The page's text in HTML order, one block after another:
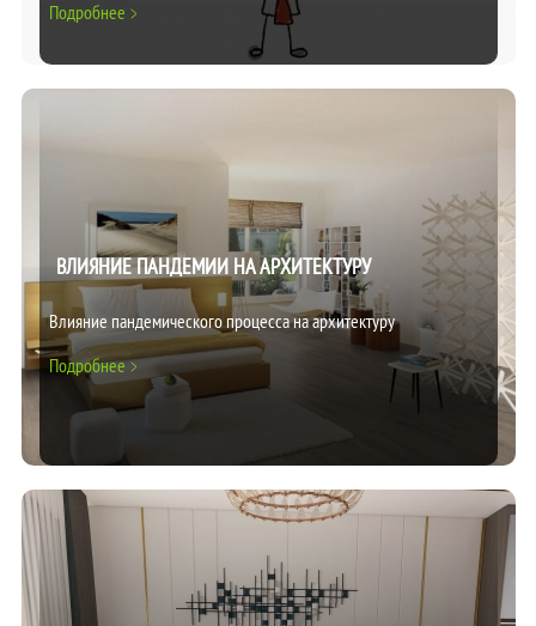
Подробнее
ВЛИЯНИЕ ПАНДЕМИИ НА АРХИТЕКТУРУ
Влияние пандемического процесса на архитектуру
Подробнее